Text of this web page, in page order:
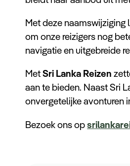
Met deze
om onze reizigers nog
navigatie en uitgebreide
MetSri Lanka Reizen
aan te bieden. Naast Sri
onvergetelijke avonturen
Bezoek ons op